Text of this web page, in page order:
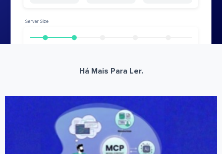
Há Mais Para Ler.